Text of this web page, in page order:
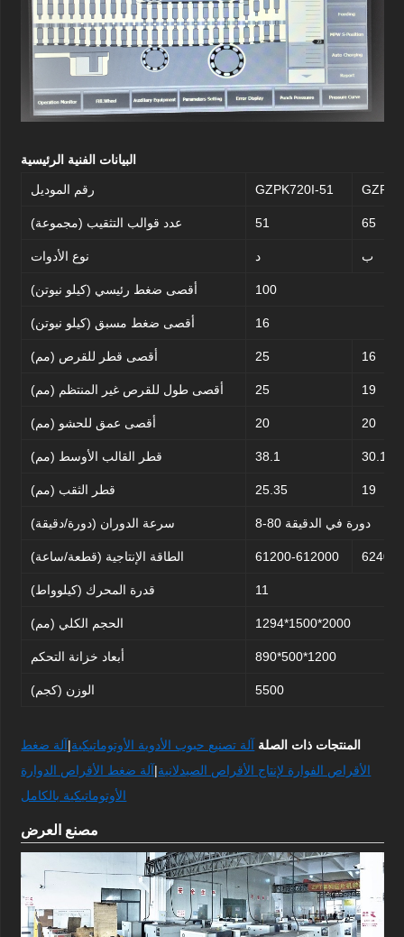
البيانات الفنية الرئيسية
رقم الموديل GZPK720I-51
عدد قوالب التثقيب (مجموعة) 51 65
نوع الأدوات د ب
أقصى ضغط رئيسي (كيلو نيوتن) 100
أقصى ضغط مسبق (كيلو نيوتن) 16
أقصى قطر للقرص (مم) 25 16
أقصى طول للقرص غير المنتظم (مم) 25 19
أقصى عمق للحشو (مم) 20 20
قطر القالب الأوسط (مم) 38.1 30.16
قطر الثقب (مم) 25.35 19
سرعة الدوران (دورة/دقيقة) 8-80 دورة في الدقيقة
الطاقة الإنتاجية (قطعة/ساعة) 61200-612000
قدرة المحرك (كيلوواط) 11
الحجم الكلي (مم) 1294*1500*2000
أبعاد خزانة التحكم 890*500*1200
الوزن (كجم) 5500
المنتجات ذات الصلة آلة تصنيع حبوب الأدوية الأوتوماتيكية|آلة ضغط
الأقراص الفوارة لإنتاج الأقراص الصيدلانية|آلة ضغط الأقراص الدوارة
الأوتوماتيكية بالكامل
مصنع العرض